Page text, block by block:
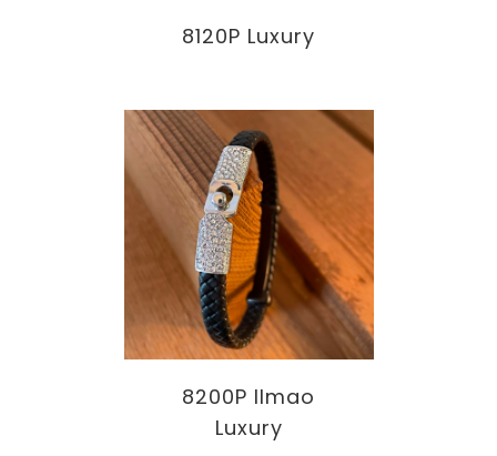
8120P Luxury
8200P Ilmao
Luxury